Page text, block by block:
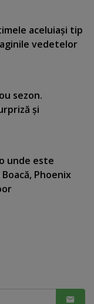
aceluiaşi tip
vedetelor
sezon.
şi
unde este
Phoenix